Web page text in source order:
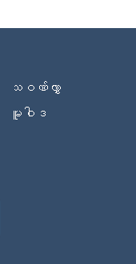
သဝဏ်လွှာ
မူဝါဒ